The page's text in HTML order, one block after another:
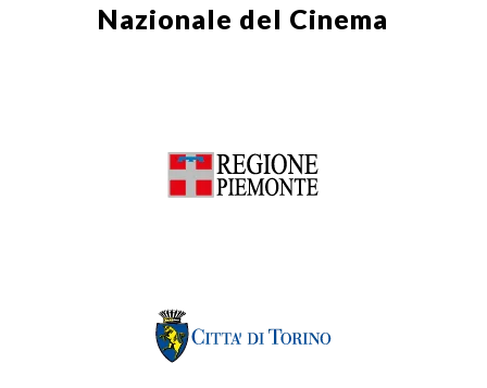
Nazionale del Cinema